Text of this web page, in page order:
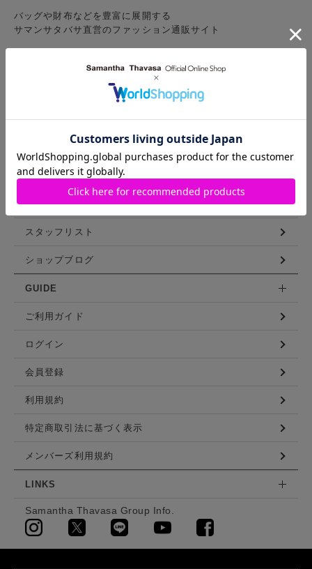
バッグや財布などを豊富に展開する
サマンサタバサ直営のファッション通販サイト
お気に入りアイテム
特集
ランキング
コーディネート
スタッフリスト
ショップブログ
GUIDE
ご利用ガイド
ログイン
会員登録
利用規約
特定商取引法に基づく表示
メンバーズ利用規約
LINKS
Samantha Thavasa Group Info.